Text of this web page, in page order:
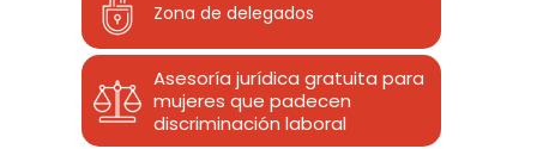
Zona de delegados
Asesoría jurídica gratuita para
mujeres que padecen
discriminación laboral